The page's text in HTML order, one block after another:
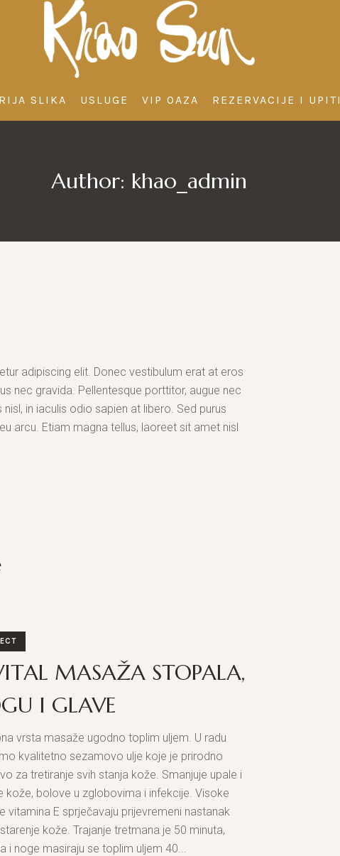
SLIKA USLUGE VIP OAZA REZERVACIJE I UPITI
Author: khao_admin
adipiscing elit. Donec vestibulum erat at eros
nec gravida. Pellentesque porttitor, augue nec
in iaculis odio sapien at libero. Sed purus
arcu. Etiam magna tellus, laoreet sit amet nisl
MASAŽA STOPALA,
I GLAVE
vrsta masaže ugodno toplim uljem. U radu
kvalitetno sezamovo ulje koje je prirodno
za tretiranje svih stanja kože. Smanjuje upale i
kože, bolove u zglobovima i infekcije. Visoke
vitamina E sprječavaju prijevremeni nastanak
kože. Trajanje tretmana je 50 minuta,
i noge masiraju se toplim uljem 40...